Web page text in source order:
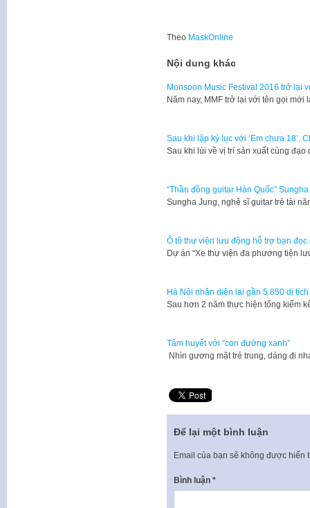
Theo MaskOnline
Nội dung khác
Monsoon Music Festival 2016 trở lại
Năm nay, MMF trở lại với tên gọi mới
Sau khi lập kỷ lục với ‘Em chưa 18’,
Sau khi lùi về vị trí sản xuất cùng
“Thần đồng guitar Hàn Quốc”
Sungha Jung, nghệ sĩ guitar trẻ tài
Ô tô thư viện lưu động hỗ trợ bạn đọc
Dự án “Xe thư viện đa phương tiện
Hà Nội nhận diện lại gần 5.850 di
Sau hơn 2 năm thực hiện tổng kiểm
Tâm huyết với “con đường xanh”
Nhìn gương mặt trẻ trung, dáng đi
Để lại một bình luận
Email của bạn sẽ không được hiển
Bình luận *